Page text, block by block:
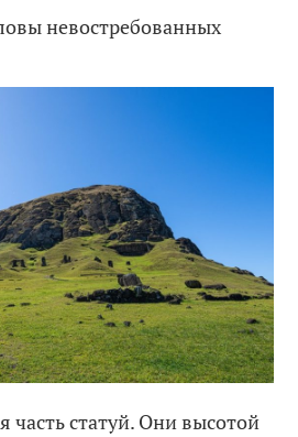
невостребованных
часть статуй. Они высотой